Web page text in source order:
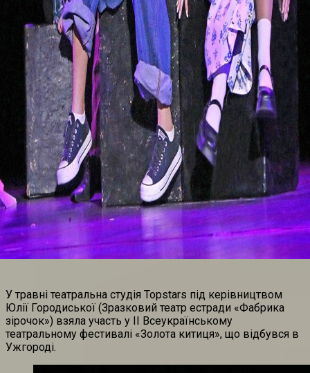
У травні театральна студія Topstars під керівництвом
Юлії Городиської (Зразковий театр естради «Фабрика
зірочок») взяла участь у ІІ Всеукраїнському
театральному фестивалі «Золота китиця», що відбувся в
Ужгороді.